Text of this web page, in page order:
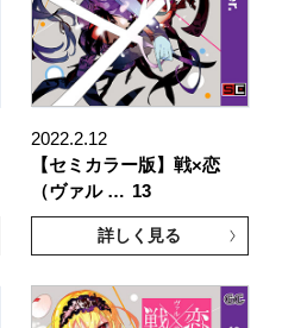
2022.2.12
【セミカラー版】戦×恋
（ヴァル … 13
詳しく見る